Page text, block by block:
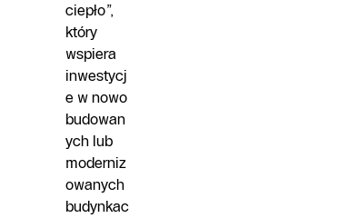
ciepło”,
który
wspiera
inwestycj
e w nowo
budowan
ych lub
moderniz
owanych
budynkac